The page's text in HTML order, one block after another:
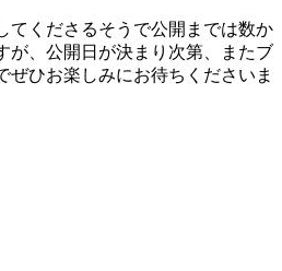
てくださるそうで公開までは数か
が、公開日が決まり次第、またブ
ぜひお楽しみにお待ちくださいま